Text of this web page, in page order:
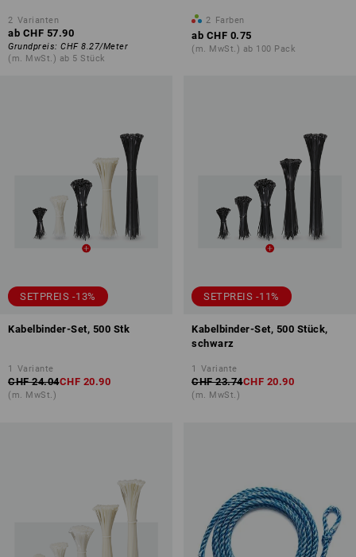
2 Varianten
ab CHF 57.90
Grundpreis: CHF 8.27/Meter
(m. MwSt.) ab 5 Stück
2 Farben
ab CHF 0.75
(m. MwSt.) ab 100 Pack
SETPREIS -13%
Kabelbinder-Set, 500 Stk
1 Variante
CHF 24.04CHF 20.90
(m. MwSt.)
SETPREIS -11%
Kabelbinder-Set, 500 Stück,
schwarz
1 Variante
CHF 23.74CHF 20.90
(m. MwSt.)